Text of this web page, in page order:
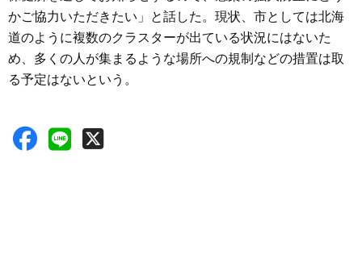
かご協力いただきたい」と話した。現状、市としては北海
道のように複数のクラスターが出ている状況にはないた
め、多くの人が集まるような場所への規制などの措置は取
る予定はないという。